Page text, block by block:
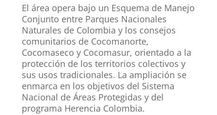
El área opera bajo un Esquema de Manejo
Conjunto entre Parques Nacionales
Naturales de Colombia y los consejos
comunitarios de Cocomanorte,
Cocomaseco y Cocomasur, orientado a la
protección de los territorios colectivos y
sus usos tradicionales. La ampliación se
enmarca en los objetivos del Sistema
Nacional de Áreas Protegidas y del
programa Herencia Colombia.